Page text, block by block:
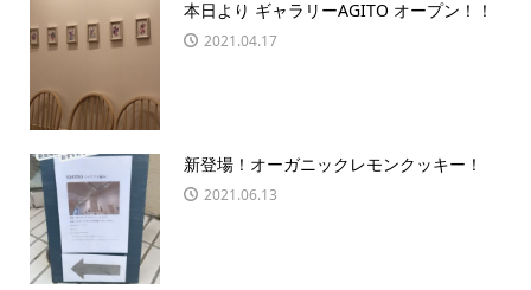
本日より ギャラリーAGITO オープン！！
2021.04.17
新登場！オーガニックレモンクッキー！
2021.06.13